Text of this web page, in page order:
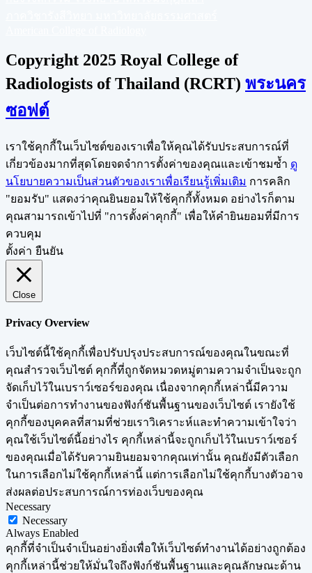
Copyright 2025 Royal College of
Radiologists of Thailand (RCRT) พระนคร
ซอฟต์
เราใช้คุกกี้ในเว็บไซต์ของเราเพื่อให้คุณได้รับประสบการณ์ที่
เกี่ยวข้องมากที่สุดโดยจดจำการตั้งค่าของคุณและเข้าชมซ้ำ ดู
นโยบายความเป็นส่วนตัวของเราเพื่อเรียนรู้เพิ่มเติม การคลิก
"ยอมรับ" แสดงว่าคุณยินยอมให้ใช้คุกกี้ทั้งหมด อย่างไรก็ตาม
คุณสามารถเข้าไปที่ "การตั้งค่าคุกกี้" เพื่อให้คำยินยอมที่มีการ
ควบคุม
ตั้งค่า ยืนยัน
Close
Privacy Overview
เว็บไซต์นี้ใช้คุกกี้เพื่อปรับปรุงประสบการณ์ของคุณในขณะที่
คุณสำรวจเว็บไซต์ คุกกี้ที่ถูกจัดหมวดหมู่ตามความจำเป็นจะถูก
จัดเก็บไว้ในเบราว์เซอร์ของคุณ เนื่องจากคุกกี้เหล่านี้มีความ
จำเป็นต่อการทำงานของฟังก์ชันพื้นฐานของเว็บไซต์ เรายังใช้
คุกกี้ของบุคคลที่สามที่ช่วยเราวิเคราะห์และทำความเข้าใจว่า
คุณใช้เว็บไซต์นี้อย่างไร คุกกี้เหล่านี้จะถูกเก็บไว้ในเบราว์เซอร์
ของคุณเมื่อได้รับความยินยอมจากคุณเท่านั้น คุณยังมีตัวเลือก
ในการเลือกไม่ใช้คุกกี้เหล่านี้ แต่การเลือกไม่ใช้คุกกี้บางตัวอาจ
ส่งผลต่อประสบการณ์การท่องเว็บของคุณ
Necessary
Necessary
Always Enabled
คุกกี้ที่จำเป็นจำเป็นอย่างยิ่งเพื่อให้เว็บไซต์ทำงานได้อย่างถูกต้อง
คุกกี้เหล่านี้ช่วยให้มั่นใจถึงฟังก์ชันพื้นฐานและคุณลักษณะด้าน